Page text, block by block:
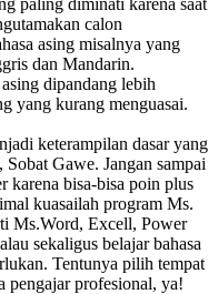
paling diminati karena saat
calon
asing misalnya yang
dan Mandarin.
dipandang lebih
yang kurang menguasai.
keterampilan dasar yang
Gawe. Jangan sampai
karena bisa-bisa poin plus
kuasailah program Ms.
Ms.Word, Excell, Power
sekaligus belajar bahasa
Tentunya pilih tempat
pengajar profesional, ya!